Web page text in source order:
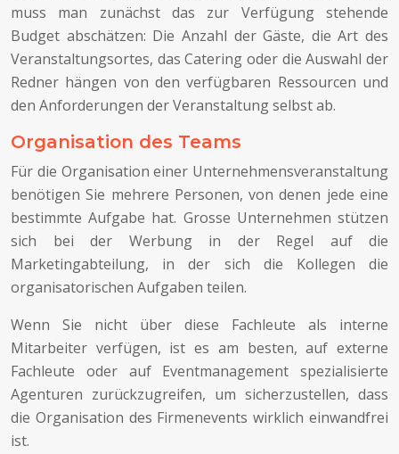
muss man zunächst das zur Verfügung stehende
Budget abschätzen: Die Anzahl der Gäste, die Art des
Veranstaltungsortes, das Catering oder die Auswahl der
Redner hängen von den verfügbaren Ressourcen und
den Anforderungen der Veranstaltung selbst ab.
Organisation des Teams
Für die Organisation einer Unternehmensveranstaltung
benötigen Sie mehrere Personen, von denen jede eine
bestimmte Aufgabe hat. Grosse Unternehmen stützen
sich bei der Werbung in der Regel auf die
Marketingabteilung, in der sich die Kollegen die
organisatorischen Aufgaben teilen.
Wenn Sie nicht über diese Fachleute als interne
Mitarbeiter verfügen, ist es am besten, auf externe
Fachleute oder auf Eventmanagement spezialisierte
Agenturen zurückzugreifen, um sicherzustellen, dass
die Organisation des Firmenevents wirklich einwandfrei
ist.